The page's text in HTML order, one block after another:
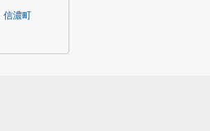
信濃町